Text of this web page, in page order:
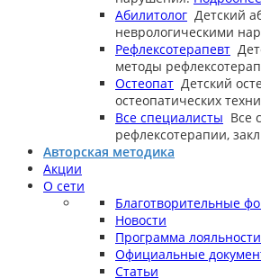
Абилитолог Детский
неврологическими
Рефлексотерапевт
методы
Остеопат Детский
остеопатических
Все специалисты Все
рефлексотерапии,
Авторская методика
Акции
О сети
Благотворительные
Новости
Программа лояльности
Официальные
Статьи